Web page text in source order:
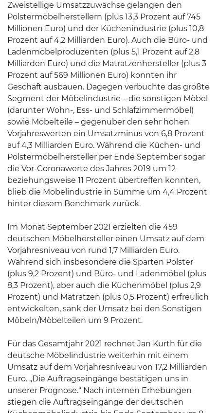
Zweistellige Umsatzzuwächse gelangen den
Polstermöbelherstellern (plus 13,3 Prozent auf 745
Millionen Euro) und der Küchenindustrie (plus 10,8
Prozent auf 4,2 Milliarden Euro). Auch die Büro- und
Ladenmöbelproduzenten (plus 5,1 Prozent auf 2,8
Milliarden Euro) und die Matratzenhersteller (plus 3
Prozent auf 569 Millionen Euro) konnten ihr
Geschäft ausbauen. Dagegen verbuchte das größte
Segment der Möbelindustrie – die sonstigen Möbel
(darunter Wohn-, Ess- und Schlafzimmermöbel)
sowie Möbelteile – gegenüber den sehr hohen
Vorjahreswerten ein Umsatzminus von 6,8 Prozent
auf 4,3 Milliarden Euro. Während die Küchen- und
Polstermöbelhersteller per Ende September sogar
die Vor-Coronawerte des Jahres 2019 um 12
beziehungsweise 11 Prozent übertreffen konnten,
blieb die Möbelindustrie in Summe um 4,4 Prozent
hinter diesem Benchmark zurück.
Im Monat September 2021 erzielten die 459
deutschen Möbelhersteller einen Umsatz auf dem
Vorjahresniveau von rund 1,7 Milliarden Euro.
Während sich insbesondere die Sparten Polster
(plus 9,2 Prozent) und Büro- und Ladenmöbel (plus
8,3 Prozent), aber auch die Küchenmöbel (plus 2,9
Prozent) und Matratzen (plus 0,5 Prozent) erfreulich
entwickelten, sank der Umsatz bei den Sonstigen
Möbeln/Möbelteilen um 9 Prozent.
Für das Gesamtjahr 2021 rechnet Jan Kurth für die
deutsche Möbelindustrie weiterhin mit einem
Umsatz auf dem Vorjahresniveau von 17,2 Milliarden
Euro. „Die Auftragseingänge bestätigen uns in
unserer Prognose.“ Nach internen Erhebungen
stiegen die Auftragseingänge der deutschen